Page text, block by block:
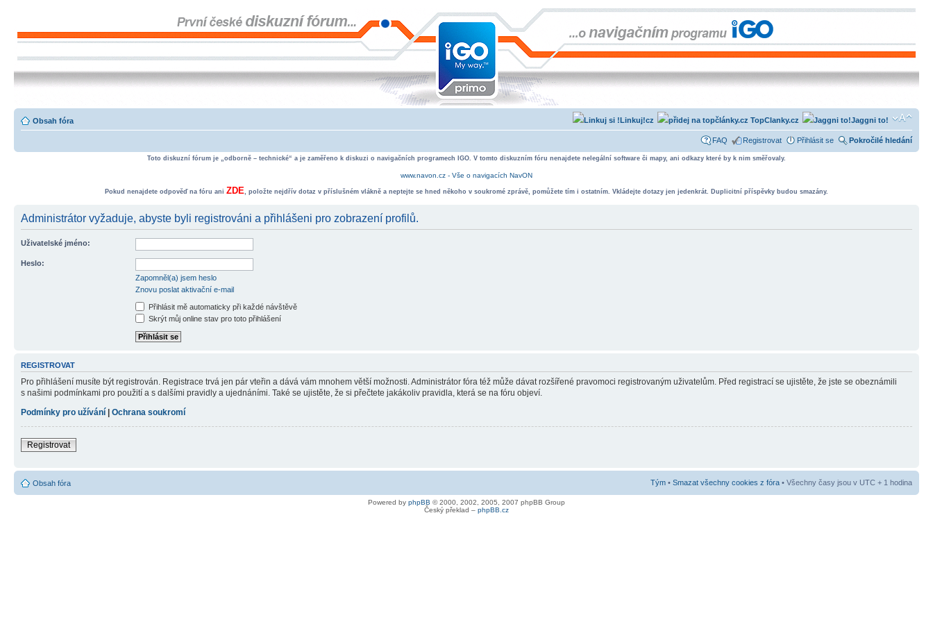
Obsah fóra Jaggni to!
TopClanky.cz
Linkuj!cz
FAQ Registrovat Přihlásit se Pokročilé hledání
Toto diskuzní fórum je „odborně – technické“ a je zaměřeno k diskuzi o navigačních programech IGO. V tomto diskuzním fóru nenajdete nelegální software či mapy, ani odkazy které by k nim směřovaly.
www.navon.cz - Vše o navigacích NavON
Pokud nenajdete odpověď na fóru ani ZDE, položte nejdřív dotaz v příslušném vlákně a neptejte se hned někoho v soukromé zprávě, pomůžete tím i ostatním. Vkládejte dotazy jen jedenkrát. Duplicitní příspěvky budou smazány.
Administrátor vyžaduje, abyste byli registrováni a přihlášeni pro zobrazení profilů.
Uživatelské jméno:
Heslo:
Zapomněl(a) jsem heslo
Znovu poslat aktivační e-mail
Přihlásit mě automaticky při každé návštěvě
Skrýt můj online stav pro toto přihlášení
REGISTROVAT
Pro přihlášení musíte být registrován. Registrace trvá jen pár vteřin a dává vám mnohem větší možnosti. Administrátor fóra též může dávat rozšířené pravomoci registrovaným uživatelům. Před registrací se ujistěte, že jste se obeznámili
s našimi podmínkami pro použití a s dalšími pravidly a ujednáními. Také se ujistěte, že si přečtete jakákoliv pravidla, která se na fóru objeví.
Podmínky pro užívání | Ochrana soukromí
Registrovat
Obsah fóra Tým • Smazat všechny cookies z fóra • Všechny časy jsou v UTC + 1 hodina
Powered by phpBB © 2000, 2002, 2005, 2007 phpBB Group
Český překlad – phpBB.cz